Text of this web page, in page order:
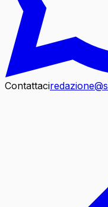
Contattaci